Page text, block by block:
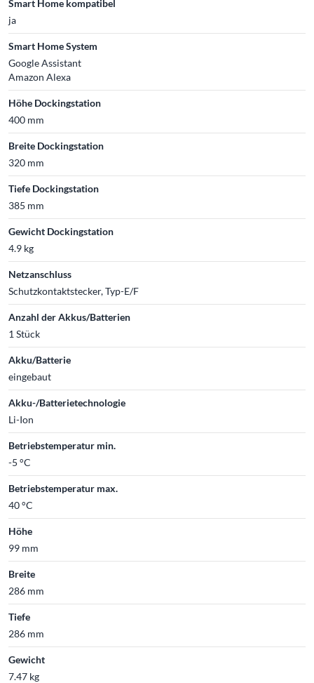
Smart Home kompatibel
ja
Smart Home System
Google Assistant
Amazon Alexa
Höhe Dockingstation
400 mm
Breite Dockingstation
320 mm
Tiefe Dockingstation
385 mm
Gewicht Dockingstation
4.9 kg
Netzanschluss
Schutzkontaktstecker, Typ-E/F
Anzahl der Akkus/Batterien
1 Stück
Akku/Batterie
eingebaut
Akku-/Batterietechnologie
Li-Ion
Betriebstemperatur min.
-5 °C
Betriebstemperatur max.
40 °C
Höhe
99 mm
Breite
286 mm
Tiefe
286 mm
Gewicht
7.47 kg